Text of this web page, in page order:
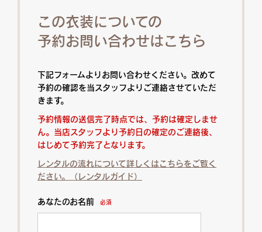
この衣装についての
予約お問い合わせはこちら
下記フォームよりお問い合わせください。改めて
予約の確認を当スタッフよりご連絡させていただ
きます。
予約情報の送信完了時点では、予約は確定しませ
ん。当店スタッフより予約日の確定のご連絡後、
はじめて予約完了となります。
レンタルの流れについて詳しくはこちらをご覧く
ださい。（レンタルガイド）
あなたのお名前 必須